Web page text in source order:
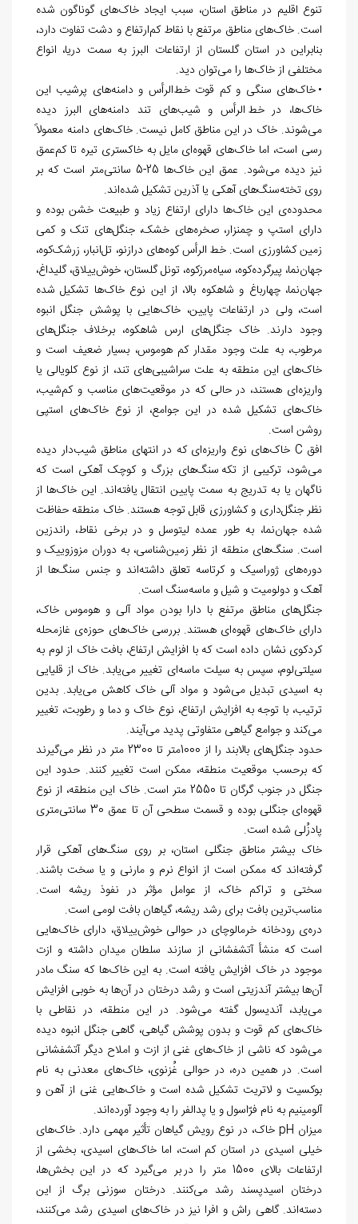
تنوع اقلیم در مناطق استان، سبب ایجاد خاک‌های گوناگون شده
است. خاکهای مناطق مرتفع با نقاط کمارتفاع و دشت تفاوت دارد،
بنابراین در استان گلستان از ارتفاعات البرز به سمت دریا، انواع
مختلفی از خاکها را می‌توان دید.
• خاکهای سنگی و کم قوت خطالرأس و دامنههای پرشیب این
خاک‌ها، در خط الرأس و شیبهای تند دامنههای البرز دیده
میشوند. خاک در این مناطق کامل نیست. خاکهای دامنه معمولاً
رسی است، اما خاکهای قهوهای مایل به خاکستری تیره تا کم‌عمق
نیز دیده می‌شود. عمق این خاکها 25-5 سانتی
متر است که بر
روی تختهسنگهای آهکی یا آذرین تشکیل شدهاند.
محدودهی این خاکها دارای ارتفاع زیاد و طبیعت خشن بوده و
دارای استپ و چمنزار، صخرههای خشک، جنگلهای تنک و کمی
زمین کشاورزی است. خط الرأس کوههای درازنو، تلانبار، زرشککوه،
جهاننما، پیرگردهکوه، سیاه‌مرزکوه، تونل گلستان، خوشییلاق، گلیداغ،
جهاننما، چهارباغ و شاهکوه بالا، از این نوع خاکها تشکیل شده
است، ولی در ارتفاعات پایین، خاکهایی با پوشش جنگل انبوه
وجود دارند. خاک جنگلهای ارس شاهکوه، برخلاف جنگلهای
مرطوب، به علت وجود مقدار کم هوموس، بسیار ضعیف است و
خاک‌های این منطقه به علت سراشیبی‌های تند، از نوع کلویالی یا
واریزهای هستند، در حالی که در موقعیت‌های مناسب و کمشیب،
خاکهای تشکیل شده در این جوامع، از نوع خاکهای استپی
روشن است.
افق C خاکهای نوع واریزه‌ای که در انتهای مناطق شیب‌دار دیده
میشود، ترکیبی از تکه سنگهای بزرگ و کوچک آهکی است که
ناگهان یا بهتدریج به سمت پایین انتقال یافتهاند. این خاکها از
نظر جنگلداری و کشاورزی قابل توجه هستند. خاک منطقه حفاظت
شده جهاننما، به طور عمده لیتوسل و در برخی نقاط، راندزین
است. سنگهای منطقه از نظر زمینشناسی، به دوران مزوزوییک و
دورههای ژوراسیک و کرتاسه تعلق داشتهاند و جنس سنگها از
آهک و دولومیت و شیل و ماسه‏‌سنگ است.
جنگلهای مناطق مرتفع با دارا بودن مواد آلی و هوموس خاک،
دارای خاکهای قهوه‌‏ای هستند. بررسی خاکهای حوزهی غازمحله
کردکوی نشان داده است که با افزایش ارتفاع، بافت خاک از لوم به
سیلتیلوم، سپس به سیلت ماسهای تغییر مییابد. خاک از قلیایی
به اسیدی تبدیل میشود و مواد آلی خاک کاهش مییابد. بدین
ترتیب، با توجه به افزایش ارتفاع، نوع خاک و دما و رطوبت، تغییر
میکند و جوامع گیاهی متفاوتی پدید میآیند.
حدود جنگلهای بالابند را از 1000متر تا 2300 متر در نظر می
گیرند
که برحسب موقعیت منطقه، ممکن است تغییر کنند. حدود این
جنگل
در جنوب گرگان تا 2550 متر است. خاک این منطقه، از نوع
قهوهای جنگلی بوده و قسمت سطحی آن تا عمق 30 سانتی
متری
پادزُلی شده است.
خاک بیشتر مناطق جنگلی استان، بر روی سنگهای آهکی قرار
گرفتهاند که ممکن است از انواع نرم و مارنی و یا سخت باشند.
سختی و تراکم خاک، از عوامل مؤثر در نفوذ ریشه است.
مناسبترین بافت برای رشد ریشه، گیاهان بافت لومی است.
دره‏‌ی رودخانه خرمالوچای در حوالی خوش‌‏ییلاق، دارای خاکهایی
است که منشأ آتشفشانی از سازند سلطان میدان داشته و ازت
موجود در خاک افزایش یافته است. به این خاکها که سنگ مادر
آنها بیشتر آندزیتی است و رشد درختان در آنها به خوبی افزایش
مییابد، آندیسول گفته می‌شود. در این منطقه، در نقاطی با
خاکهای کم قوت و بدون پوشش گیاهی، گاهی جنگل انبوه دیده
میشود که ناشی از خاکهای غنی از ازت و املاح دیگر آتشفشانی
است. در همین دره، در حوالی غُزنوی، خاکهای معدنی به نام
بوکسیت و لاتریت تشکیل شده است و خاکهایی غنی از آهن و
آلومینیم به نام فرّاسول و یا پدالفر را به وجود آوردهاند.
میزان pH خاک، در نوع رویش گیاهان تأثیر مهمی دارد. خاکهای
خیلی اسیدی در استان کم است، اما خاکهای اسیدی، بخشی از
ارتفاعات بالای 1500 متر را در بر می
گیرد که در این بخشها،
درختان اسیدپسند رشد میکنند. درختان سوزنی برگ از این
دستهاند. گاهی راش و افرا نیز در خاک‌های اسیدی رشد میکنند،